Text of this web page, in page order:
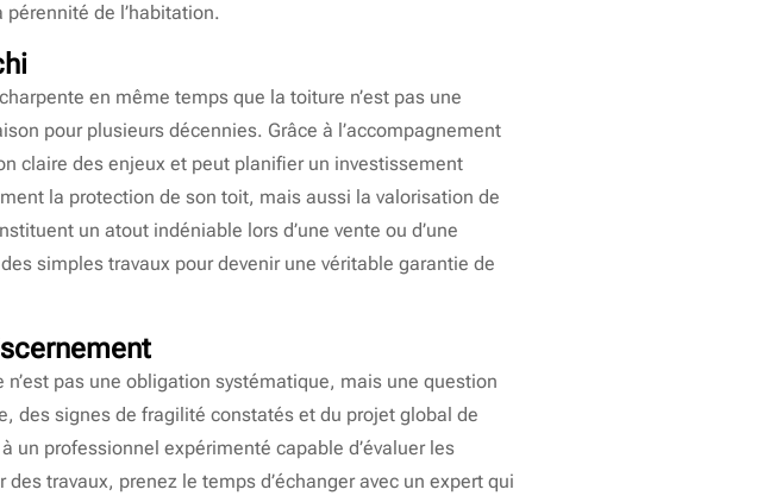
pérennité de l’habitation.
en même temps que la toiture n’est pas une
pour plusieurs décennies. Grâce à l’accompagnement
claire des enjeux et peut planifier un investissement
la protection de son toit, mais aussi la valorisation de
un atout indéniable lors d’une vente ou d’une
simples travaux pour devenir une véritable garantie de
pas une obligation systématique, mais une question
des signes de fragilité constatés et du projet global de
un professionnel expérimenté capable d’évaluer les
travaux, prenez le temps d’échanger avec un expert qui